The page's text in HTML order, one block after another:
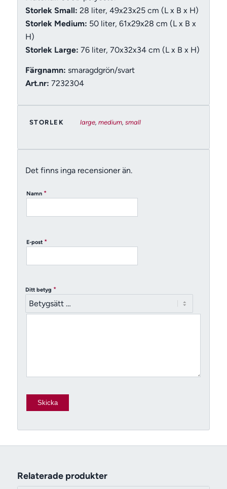
Storlek Small: 28 liter, 49x23x25 cm (L x B x H)
Storlek Medium: 50 liter, 61x29x28 cm (L x B x
H)
Storlek Large: 76 liter, 70x32x34 cm (L x B x H)
Färgnamn: smaragdgrön/svart
Art.nr: 7232304
STORLEK large, medium, small
Det finns inga recensioner än.
Namn *
E-post *
Ditt betyg *
Relaterade produkter